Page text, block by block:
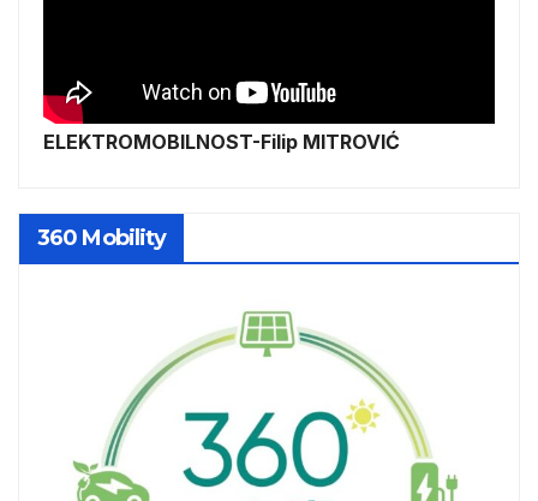
ELEKTROMOBILNOST-Filip MITROVIĆ
360 Mobility